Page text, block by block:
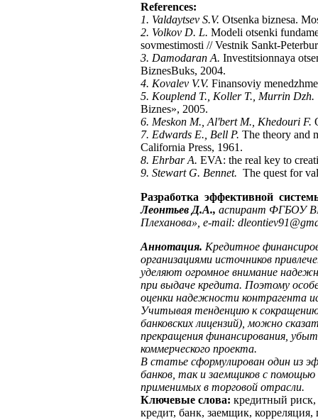
References:
1. Valdaytsev S.V. Otsenka biznesa.
2. Volkov D. L. Modeli otsenki
sovmestimosti // Vestnik Sankt-
3. Damodaran A. Investitsionnaya
BiznesBuks, 2004.
4. Kovalev V.V. Finansoviy
5. Kouplend T., Koller T., Murrin Dzh.
Biznes», 2005.
6. Meskon M., Al'bert M., Khedouri F.
7. Edwards E., Bell P. The theory and
California Press, 1961.
8. Ehrbar A. EVA: the real key to
9. Stewart G. Bennet. The quest for
Разработка эффективной
Леонтьев Д.А., аспирант ФГБОУ
Плеханова», e-mail: dleontiev91@
Аннотация. Кредитное
организациями источников
уделяют огромное внимание
при выдаче кредита. Поэтому
оценки надежности контрагента
Учитывая тенденцию к
банковских лицензий), можно
прекращения финансирования,
коммерческого проекта.
В статье сформулирован один из
банков, так и заемщиков с помощью
применимых в торговой отрасли.
Ключевые слова: кредитный риск,
кредит, банк, заемщик, корреляция,